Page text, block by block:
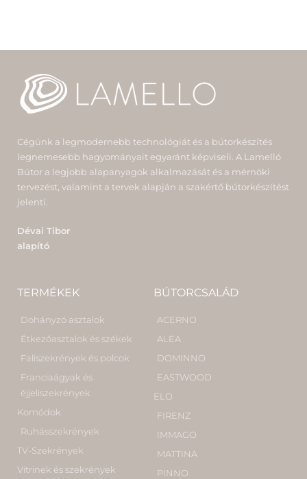
Cégünk a legmodernebb technológiát és a bútorkészítés
legnemesebb hagyományait egyaránt képviseli. A Lamelló
Bútor a legjobb alapanyagok alkalmazását és a mérnöki
tervezést, valamint a tervek alapján a szakértő bútorkészítést
jelenti.
Dévai Tibor
alapító
TERMÉKEK
Dohányzó asztalok
Étkezőasztalok és székek
Faliszekrények és polcok
Franciaágyak és
éjjeliszekrények
Komódok
Ruhásszekrények
TV-Szekrények
Vitrinek és szekrények
BÚTORCSALÁD
ACERNO
ALEA
DOMINNO
EASTWOOD
ELO
FIRENZ
IMMAGO
MATTINA
PINNO